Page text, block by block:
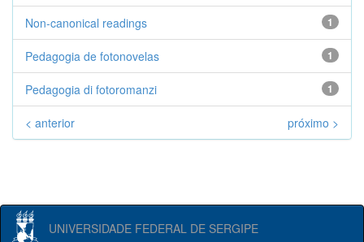
1
Non-canonical readings
1
Pedagogia de fotonovelas
1
Pedagogia di fotoromanzi
< anterior próximo >
UNIVERSIDADE FEDERAL DE SERGIPE